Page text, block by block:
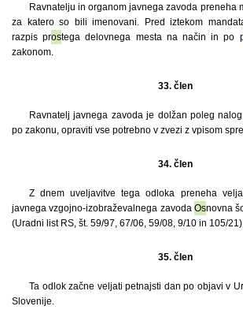
Ravnatelju in organom javnega zavoda preneha
za katero so bili imenovani. Pred iztekom
razpis prostega delovnega mesta na način in po
zakonom.
33. člen
Ravnatelj javnega zavoda je dolžan poleg
po zakonu, opraviti vse potrebno v zvezi z vpisom
34. člen
Z dnem uveljavitve tega odloka preneha
javnega vzgojno-izobraževalnega zavoda Osnovna
(Uradni list RS, št. 59/97, 67/06, 59/08, 9/10 in 105/
35. člen
Ta odlok začne veljati petnajsti dan po objavi v
Slovenije.